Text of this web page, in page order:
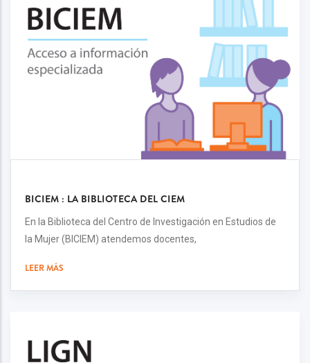
BICIEM : LA BIBLIOTECA DEL CIEM
En la Biblioteca del Centro de Investigación en Estudios de
la Mujer (BICIEM) atendemos docentes,
LEER MÁS